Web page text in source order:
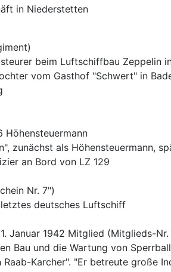
in Niederstetten
beim Luftschiffbau Zeppelin
vom Gasthof "Schwert" in
Höhensteuermann
zunächst als Höhensteuermann,
an Bord von LZ 129
Nr. 7")
deutsches Luftschiff
Januar 1942 Mitglied (Mitglieds-
Bau und die Wartung von
Karcher". "Er betreute große